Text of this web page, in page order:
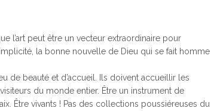
l’art peut être un vecteur extraordinaire pour
la bonne nouvelle de Dieu qui se fait homme
de beauté et d’accueil. Ils doivent accueillir les
du monde entier. Être un instrument de
Être vivants ! Pas des collections poussiéreuses du